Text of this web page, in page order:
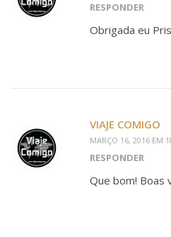
RESPONDER
Obrigada eu
VIAJE COMIGO
MARÇO 16, 2016 EM
RESPONDER
Que bom! Boas